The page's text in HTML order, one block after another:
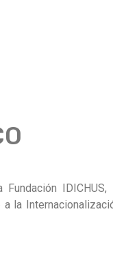
la